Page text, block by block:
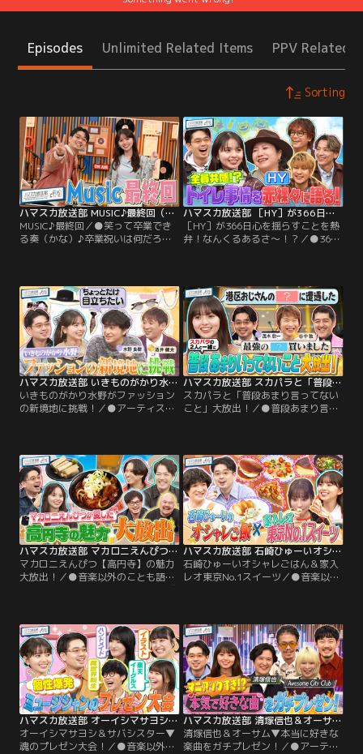
Episodes Unlimited Related Items PPV Related
Sorting
ハマスカ放送部 MUSIC♪最終回（2026/03/23放送分）
MUSIC♪最終回／●笑って卒業でき
る奏（かな）♪卒業祝いは何だろ音
ら出題されるクイズに答えて卒業祝
いもゲット！なぜか最終回にしてキ
ービジュアル更新！？サプライズゲ
ストのなかやまきんに君が乱入して
胸熱展開に！！
ハマスカ放送部 ［HY］が366日心を揺らすことを熱弁！なんくるあるさ～！？（2026/03/02放送分）
［HY］が366日心を揺らすことを熱
弁！なんくるあるさ～！？／●366
になっているモノをプレゼン。ドラ
ム名嘉さんが夢中になる「塊根植
物」はロマンの塊！？ボーカル仲宗
根さんが夢中になるのは「犬」！ス
タジオに子犬登場で飛鳥さんもメロ
メロ！
ハマスカ放送部 いきものがかり水野がファッションの新境地に挑戦！（2026/02/09放送分）
いきものがかり水野がファッション
の新境地に挑戦！／●アーティスト
はファッション迷子！「アーティス
ト＝オシャレ」というイメージに苦
しむ水野さんが新境地に挑戦。更
に、突然オシャレしたら周りはどう
反応するのかドッキリ検証も！
ハマスカ放送部 スカパラと「普段あまり言ってないこと」大放出！（2026/01/19放送分）
スカパラと「普段あまり言ってない
こと」大放出！／●普段あまり言っ
とにまつわる企画をおとどけ！心理
テストで普段は言わない深層心理を
丸裸にするはずが齋藤飛鳥がズ
ル！？後半は「わざわざテレビで言
うことじゃない発表会」
ハマスカ放送部 マカロニえんぴつ【高円寺】の魅力大放出！（2025/12/15放送分）
マカロニえんぴつ【高円寺】の魅力
大放出！／●音楽以外のことも語ら
せてくれ！アーティスト魂のプレゼ
ら超愛される【高円寺】をプレゼ
ン！高円寺芸人のアルピー平子＆鬼
越良ちゃんも加わて大人気居酒屋か
ら古着まで…2択クイズで楽しく紹
介！ハマ＆飛鳥の理想のワンルーム
発表も！
ハマスカ放送部 石崎ひゅーいオシャレごはん＆家入レオ東京No.1スイーツ（2025/11/24放送分）
石崎ひゅーいオシャレごはん＆家入
レオ東京No.1スイーツ／●音楽以外
ひゅーい、都内のスイーツを食べつ
くしたという家入レオが「食」につ
いて語りつくす！石崎ひゅーいの実
際にハマ＆飛鳥をイメージした料理
作りで独自のオシャレ論が暴走！？
ハマスカ放送部 オーイシマサヨシ＆サバシスター▼魂のプレゼン大会！（2025/11/03放送分）
オーイシマサヨシ＆サバシスター▼
魂のプレゼン大会！／●音楽以外の
ハマスカ放送部 清塚信也＆オーサム▼本当に好きな楽曲をガチプレゼン！（2025/10/13放送分）
清塚信也＆オーサム▼本当に好きな
楽曲をガチプレゼン！／●アーティ